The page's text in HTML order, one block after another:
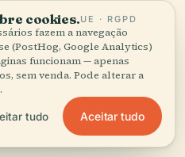
cookies.UE · RGPD
fazem a navegação
(PostHog, Google Analytics)
funcionam — apenas
sem venda. Pode alterar a
tudo Aceitar tudo